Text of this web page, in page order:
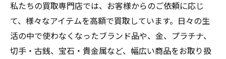
私たちの買取専門店では、お客様からのご依頼に応じ
て、様々なアイテムを高額で買取しています。日々の生
活の中で使わなくなったブランド品や、金、プラチナ、
切手・古銭、宝石・貴金属など、幅広い商品をお取り扱